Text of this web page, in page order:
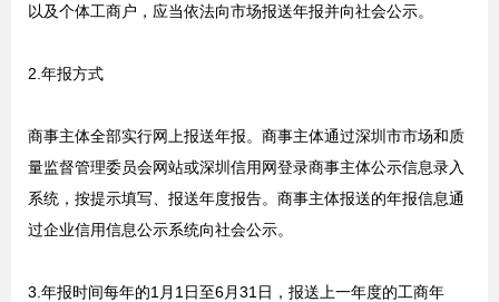
以及个体工商户，应当依法向市场报送年报并向社会公示。
2.年报方式
商事主体全部实行网上报送年报。商事主体通过深圳市市场和质
量监督管理委员会网站或深圳信用网登录商事主体公示信息录入
系统，按提示填写、报送年度报告。商事主体报送的年报信息通
过企业信用信息公示系统向社会公示。
3.年报时间每年的1月1日至6月31日，报送上一年度的工商年